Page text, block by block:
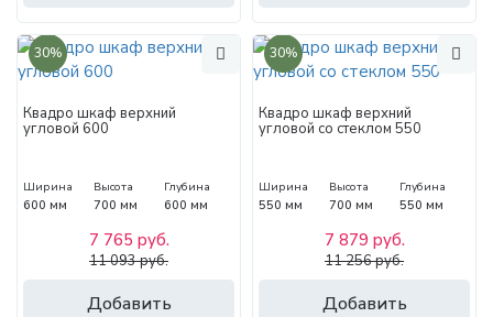
30%
Квадро шкаф верхний
угловой 600
Ширина
600 мм
Высота
700 мм
Глубина
600 мм
Добавить
7 765 руб.
11 093 руб.
30%
Квадро шкаф верхний
угловой со стеклом 550
Ширина
550 мм
Высота
700 мм
Глубина
550 мм
Добавить
7 879 руб.
11 256 руб.